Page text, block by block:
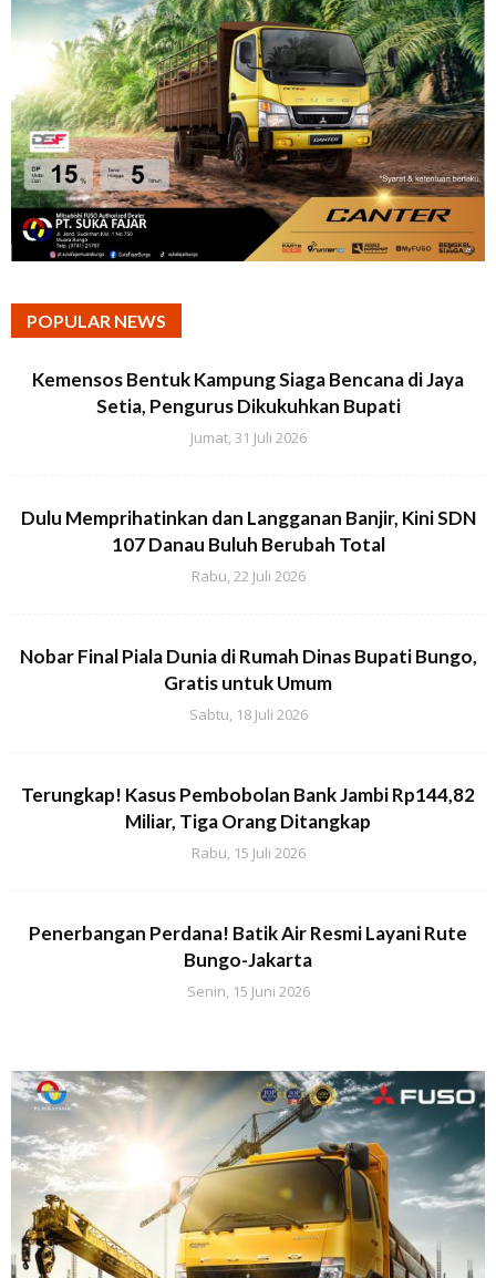
POPULAR NEWS
Kemensos Bentuk Kampung Siaga Bencana di Jaya
Setia, Pengurus Dikukuhkan Bupati
Jumat, 31 Juli 2026
Dulu Memprihatinkan dan Langganan Banjir, Kini SDN
107 Danau Buluh Berubah Total
Rabu, 22 Juli 2026
Nobar Final Piala Dunia di Rumah Dinas Bupati Bungo,
Gratis untuk Umum
Sabtu, 18 Juli 2026
Terungkap! Kasus Pembobolan Bank Jambi Rp144,82
Miliar, Tiga Orang Ditangkap
Rabu, 15 Juli 2026
Penerbangan Perdana! Batik Air Resmi Layani Rute
Bungo-Jakarta
Senin, 15 Juni 2026